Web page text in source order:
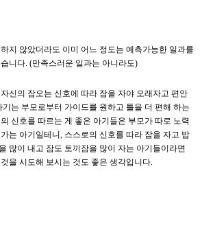
지 않았더라도 이미 어느 정도는 예측가능한 일과를
니다. (만족스러운 일과는 아니라도)
신의 잠오는 신호에 따라 잠을 자야 오래자고 편안
는 부모로부터 가이드를 원하고 틀을 더 편해 하는
신호를 따르는 게 좋은 아기들은 부모가 따로 노력
는 아기일테니, 스스로의 신호를 따라 잠을 자고 밥
많이 내고 잠도 토끼잠을 많이 자는 아기들이라면
을 시도해 보시는 것도 좋은 생각입니다.